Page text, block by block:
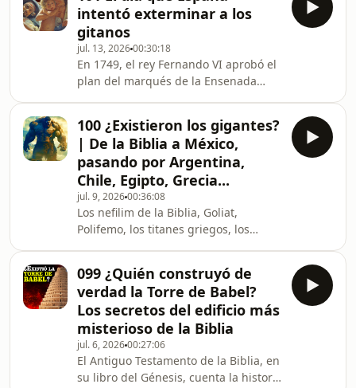
sus cinco leyes básicas de l
ser humano: desastres naturales,
plagas, peste, guerras, muerte...
¿Adivinas cuál fue el peor año de
todos los tiempos? En este vídeo
documental en español Pedro Estrada
y yo te contamos cuál fue el peor año
de la historia para
intentó exterminar a los
gitanos
jul. 13, 202600:30:18
En 1749, el rey Fernando VI aprobó el
plan del marqués de la Ensenada
España, a fin de encarcelar a los
varones y las mujeres por separado
para que no pudieran procrear y, de
ese modo, lograr el exterminio
biológico de los gitanos. En este vídeo
documental en español Pedro Estrada
y yo os hablaremos de aquel plan,
conocido ofici
100 ¿Existieron los gigantes?
| De la Biblia a México,
pasando por Argentina,
Chile, Egipto, Grecia...
jul. 9, 202600:36:08
Los nefilim de la Biblia, Goliat,
Polifemo, los titanes griegos, los
universales, esos son los gigantes.
Los restos de grandes y misteriosas
ciudades antiguas, unidos a los
hallazgos de enormes huesos
fosilizados han alimentado las
leyendas sobre los gigantes durante
siglos, pero... ¿Existieron los gigantes?
099 ¿Quién construyó de
verdad la Torre de Babel?
Los secretos del edificio más
misterioso de la Biblia
jul. 6, 202600:27:06
El Antiguo Testamento de la Biblia, en
su libro del Génesis, cuenta la historia